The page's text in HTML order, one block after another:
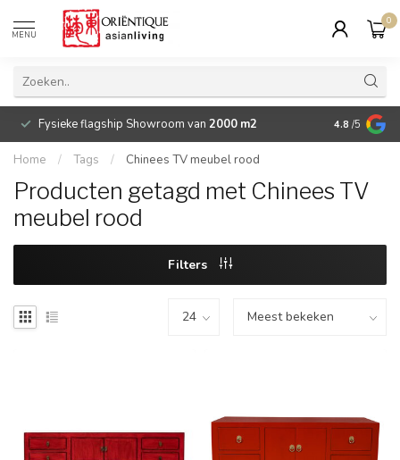
MENU
0
Fysieke flagship Showroom van 2000 m2 Betaalbare
4.8 /5
Home / Tags / Chinees TV meubel rood
Producten getagd met Chinees TV
meubel rood
Filters